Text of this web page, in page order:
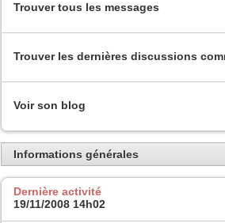
Trouver tous les messages
Trouver les dernières discussions
Voir son blog
Informations générales
Dernière activité
19/11/2008 14h02